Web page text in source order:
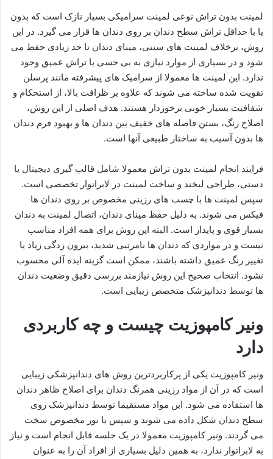
لمینت بدون تراش نوعی لمینت سرامیکی بسیار نازک است که بدون
یا با حداقل تراش سطح دندان بر روی دندان ها قرار می گیرد. در این
روش، برخلاف لمینت های سنتی، مینای دندان تا حد زیادی حفظ می
شود و در بسیاری از موارد نیازی به بی حسی یا تراش عمیق وجود
ندارد. این لمینت ها معمولا از سرامیک های پیشرفته مانند پرسلن
تقویت شده ساخته می شوند که علاوه بر ظرافت بالا، از استحکام و
شفافیت بسیار خوبی برخوردار هستند. هدف اصلی از این روش،
اصلاح رنگ، بستن فاصله های خفیف بین دندان ها و بهبود فرم دندان
ها بدون آسیب به ساختار طبیعی آنها است.
فرایند انجام لمینت بدون تراش معمولا شامل قالب گیری دیجیتال یا
دستی، طراحی لبخند و ساخت لمینت در لابراتوار تخصصی است.
سپس لمینت ها با چسب های رزینی مخصوص بر روی دندان ها
فیکس می شوند. به دلیل حفظ مینای دندان، اتصال لمینت به دندان
بسیار قوی و پایدار است. البته این روش برای همه افراد مناسب
نیست و در مواردی که دندان ها نامرتبی شدید، بیرون زدگی زیاد یا
تغییر رنگ عمیق داشته باشند، ممکن است گزینه ایده آلی محسوب
نشود. انتخاب صحیح این روش نیازمند بررسی دقیق وضعیت دندان
ها توسط دندانپزشک متخصص زیبایی است.
ونیر کامپوزیت چیست و چه کاربردی
دارد
ونیر کامپوزیت یکی از پرکاربردترین روش های دندانپزشکی زیبایی
است که در آن از مواد رزینی همرنگ دندان برای اصلاح ظاهر دندان
ها استفاده می شود. این مواد مستقیما توسط دندانپزشک روی
سطح دندان شکل داده می شوند و سپس با نور مخصوص سخت
می گردند. ونیر کامپوزیت معمولا در یک جلسه قابل انجام است و نیاز
به لابراتوار ندارد، به همین دلیل بسیاری از افراد آن را به عنوان